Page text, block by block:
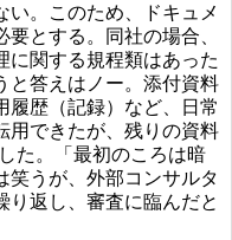
い。このため、ドキュメ
とする。同社の場合、
に関する規程類はあった
と答えはノー。添付資料
履歴（記録）など、日常
用できたが、残りの資料
た。「最初のころは暗
笑うが、外部コンサルタ
り返し、審査に臨んだと